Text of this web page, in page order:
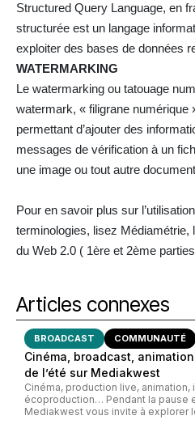
Structured Query Language, en
structurée est un langage
exploiter des bases de données
WATERMARKING
Le watermarking ou tatouage
watermark, « filigrane numérique
permettant d’ajouter des
messages de vérification à un
une image ou tout autre
Pour en savoir plus sur
terminologies, lisez Médiamétrie,
du Web 2.0 ( 1ère et 2ème
Articles connexes
BROADCAST COMMUNAUTÉ
Cinéma, broadcast,
de l’été sur Mediakwest
Cinéma, production live,
écoproduction… Pendant la pause
Mediakwest vous invite à explorer